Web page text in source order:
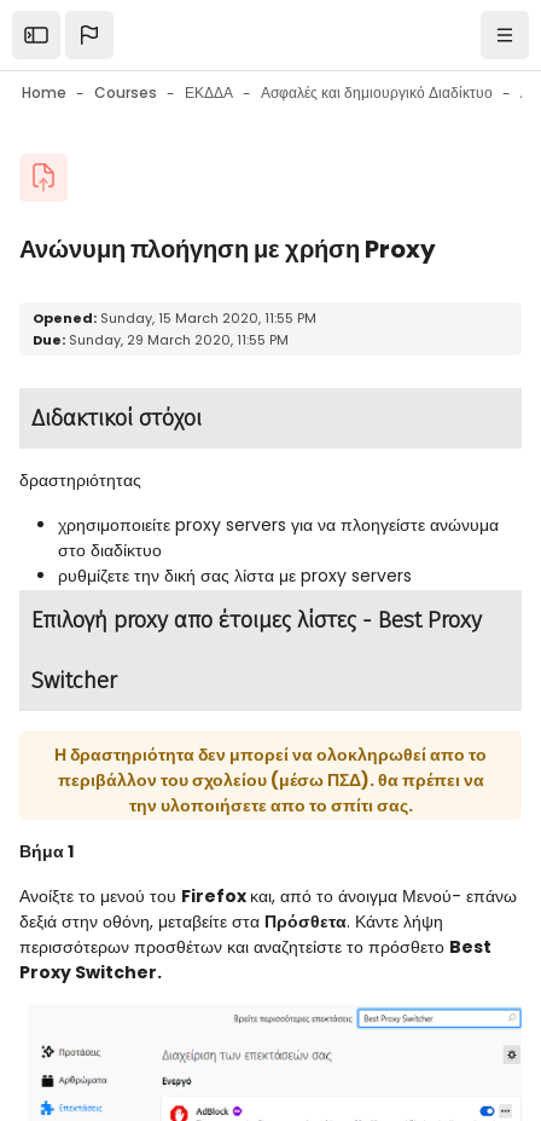
Open the sidebar
Home Courses ΕΚΔΔΑ Ασφαλές και δημιουργικό Διαδίκτυο
Blocks
Ανώνυμη πλοήγηση με χρήση Proxy
Blocks
Completion requirements
Opened: Sunday, 15 March 2020, 11:55 PM
Due: Sunday, 29 March 2020, 11:55 PM
Διδακτικοί στόχοι
δραστηριότητας
χρησιμοποιείτε proxy servers για να πλοηγείστε ανώνυμα
στο διαδίκτυο
ρυθμίζετε την δική σας λίστα με proxy servers
Επιλογή proxy απο έτοιμες λίστες - Best Proxy
Switcher
Η δραστηριότητα δεν μπορεί να ολοκληρωθεί απο το
περιβάλλον του σχολείου (μέσω ΠΣΔ). θα πρέπει να
την υλοποιήσετε απο το σπίτι σας.
Βήμα 1
Ανοίξτε το μενού του Firefox και, από το άνοιγμα Μενού- επάνω
δεξιά στην οθόνη, μεταβείτε στα Πρόσθετα. Κάντε λήψη
περισσότερων προσθέτων και αναζητείστε το πρόσθετο Best
Proxy Switcher.